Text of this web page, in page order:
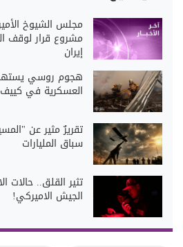
مجلس الشيوخ
مشروع قرار لوقف
إيران
هجوم روسي
العسكرية في كييف
تقريرٌ مثير عن
سباق المليارات
تثير القلق.. حالات
الجيش الاميركي!